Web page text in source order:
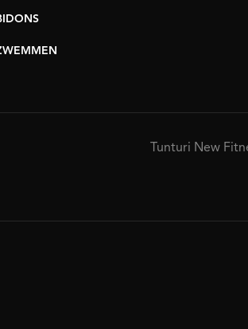
Tunturi New